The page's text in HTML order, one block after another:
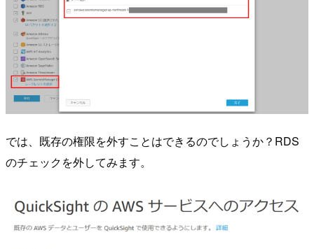
では、既存の権限を外すことはできるのでしょうか？RDS
のチェックを外してみます。